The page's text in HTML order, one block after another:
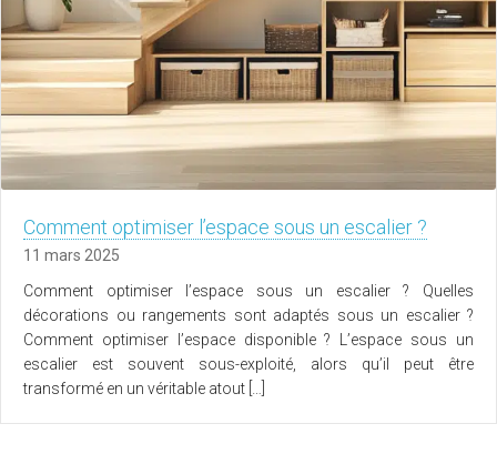
Comment optimiser l’espace sous un escalier ?
11 mars 2025
Comment optimiser l’espace sous un escalier ? Quelles
décorations ou rangements sont adaptés sous un escalier ?
Comment optimiser l’espace disponible ? L’espace sous un
escalier est souvent sous-exploité, alors qu’il peut être
transformé en un véritable atout […]